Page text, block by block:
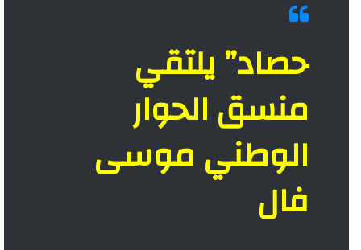
حصاد” يلتقي
منسق الحوار
الوطني موسى
فال